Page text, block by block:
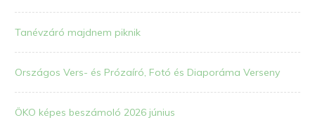
Tanévzáró majdnem piknik
Országos Vers- és Prózaíró, Fotó és Diaporáma Verseny
ÖKO képes beszámoló 2026 június